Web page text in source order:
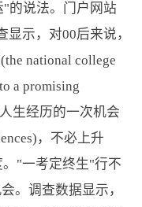
"的说法。门户网站
示，对00后来说，
national college
a promising
生经历的一次机会
，不必上升
"一考定终生"行不
。调查数据显示，